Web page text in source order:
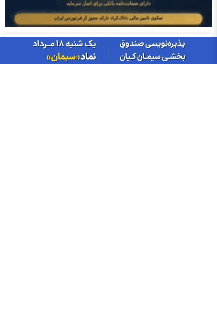
آخرین اخبار پربازدید پربحث قیمت ها